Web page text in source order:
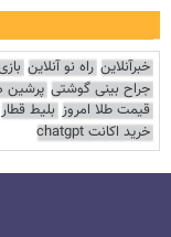
خبرآنلاین راه نو آنلاین
جراح بینی گوشتی پرشین
قیمت طلا امروز بلیط قطار
خرید اکانت chatgpt